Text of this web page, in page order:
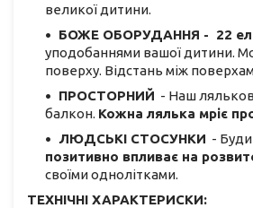
великої дитини.
БОЖЕ ОБОРУДАННЯ - 22
уподобаннями вашої дитини.
поверху. Відстань між
ПРОСТОРНИЙ - Наш
балкон. Кожна лялька мріє
ЛЮДСЬКІ СТОСУНКИ -
позитивно впливає на
своїми однолітками.
ТЕХНІЧНІ ХАРАКТЕРИСКИ: